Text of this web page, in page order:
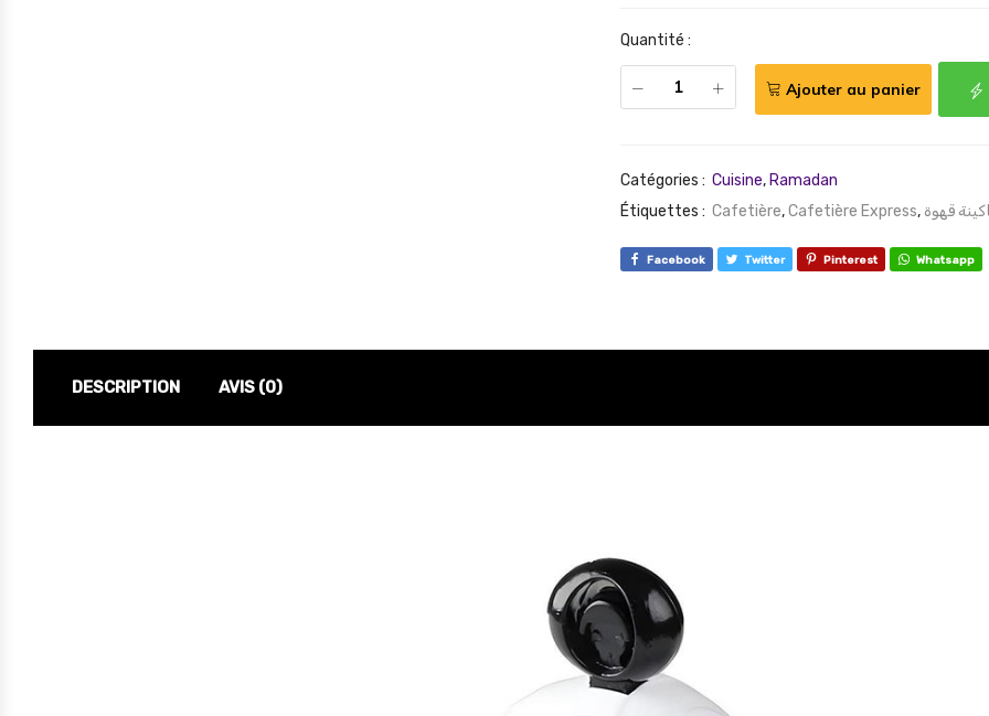
Quantité :
Ajouter au panier
Catégories : Cuisine, Ramadan
Étiquettes : Cafetière,Cafetière Express, قهوة
Facebook Twitter Pinterest Whatsapp
DESCRIPTION AVIS (0)